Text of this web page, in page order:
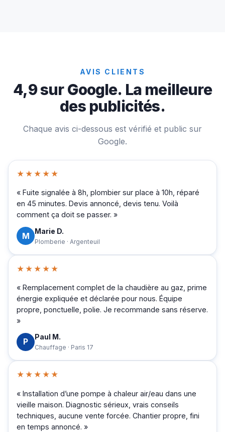
AVIS CLIENTS
4,9 sur Google. La meilleure
des publicités.
Chaque avis ci-dessous est vérifié et public sur
Google.
★★★★★
« Fuite signalée à 8h, plombier sur place à 10h, réparé
en 45 minutes. Devis annoncé, devis tenu. Voilà
comment ça doit se passer. »
M Marie D.
Plomberie · Argenteuil
★★★★★
« Remplacement complet de la chaudière au gaz, prime
énergie expliquée et déclarée pour nous. Équipe
propre, ponctuelle, polie. Je recommande sans réserve.
»
P Paul M.
Chauffage · Paris 17
★★★★★
« Installation d’une pompe à chaleur air/eau dans une
vieille maison. Diagnostic sérieux, vrais conseils
techniques, aucune vente forcée. Chantier propre, fini
en temps annoncé. »